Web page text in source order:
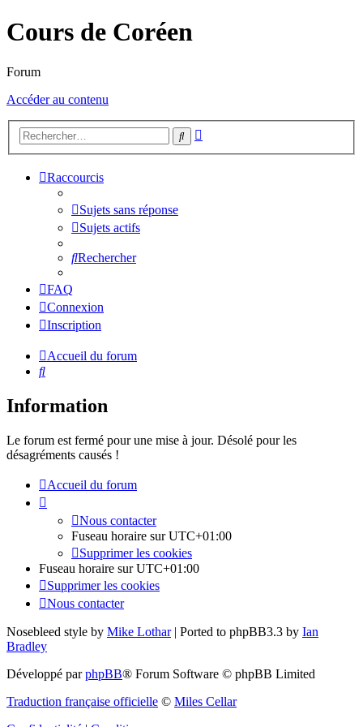
Cours de Coréen
Forum
Accéder au contenu
Rechercher
Raccourcis
Sujets sans réponse
Sujets actifs
Rechercher
FAQ
Connexion
Inscription
Accueil du forum
Rechercher
Information
Le forum est fermé pour une mise à jour. Désolé pour les
désagréments causés !
Accueil du forum
Nous contacter
Fuseau horaire surUTC+01:00
Supprimer les cookies
Fuseau horaire surUTC+01:00
Supprimer les cookies
Nous contacter
Nosebleed style by Mike Lothar| Ported to phpBB3.3 by Ian
Bradley
Développé parphpBB® Forum Software © phpBB Limited
Traduction française officielle © Miles Cellar